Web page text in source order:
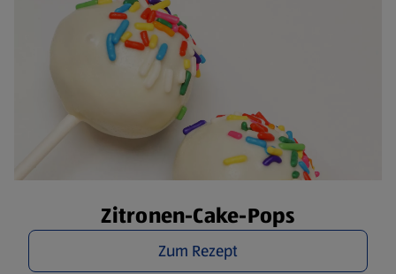
Zitronen-Cake-Pops
Zum Rezept